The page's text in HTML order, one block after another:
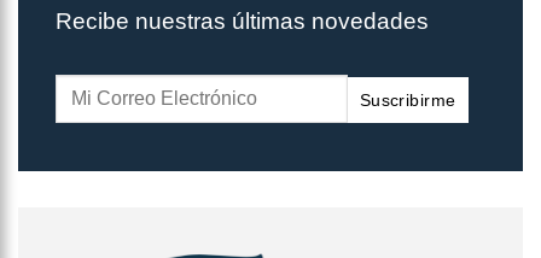
Recibe nuestras últimas novedades
Suscribirme